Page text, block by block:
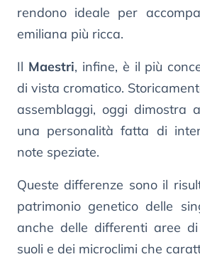
rendono ideale per
emiliana più ricca.
Il Maestri, infine, è il più
di vista cromatico.
assemblaggi, oggi dimostra
una personalità fatta di
note speziate.
Queste differenze sono il
patrimonio genetico delle
anche delle differenti aree
suoli e dei microclimi che